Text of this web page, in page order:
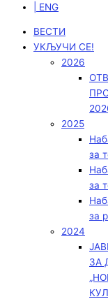
| ENG
ВЕСТИ
УКЉУЧИ СЕ!
2026
2025
за
за
за
2024
ЗА